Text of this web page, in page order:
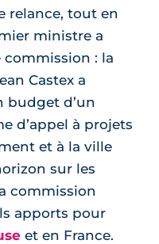
relance, tout en
ministre a
commission : la
Castex a
budget d’un
d’appel à projets
et à la ville
sur les
commission
apports pour
et en France.